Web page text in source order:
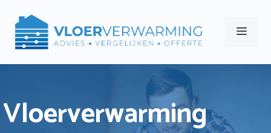
naar
Menu
Vloerverwarming